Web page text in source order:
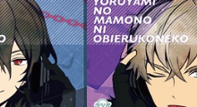
オーバーラップノベルスf